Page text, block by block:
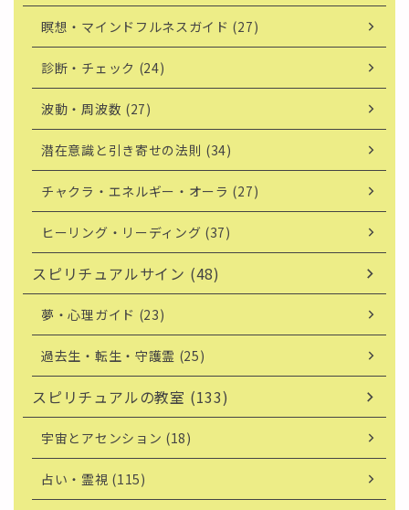
瞑想・マインドフルネスガイド (27)
診断・チェック (24)
波動・周波数 (27)
潜在意識と引き寄せの法則 (34)
チャクラ・エネルギー・オーラ (27)
ヒーリング・リーディング (37)
スピリチュアルサイン (48)
夢・心理ガイド (23)
過去生・転生・守護霊 (25)
スピリチュアルの教室 (133)
宇宙とアセンション (18)
占い・霊視 (115)